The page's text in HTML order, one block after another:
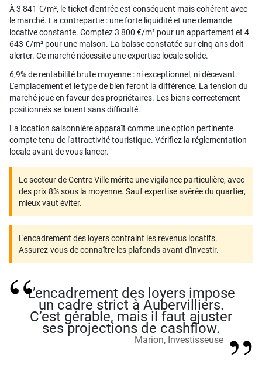
À 3 841 €/m², le ticket d'entrée est conséquent mais cohérent avec
le marché. La contrepartie : une forte liquidité et une demande
locative constante. Comptez 3 800 €/m² pour un appartement et 4
643 €/m² pour une maison. La baisse constatée sur cinq ans doit
alerter. Ce marché nécessite une expertise locale solide.
6,9% de rentabilité brute moyenne : ni exceptionnel, ni décevant.
L'emplacement et le type de bien feront la différence. La tension du
marché joue en faveur des propriétaires. Les biens correctement
positionnés se louent sans difficulté.
La location saisonnière apparaît comme une option pertinente
compte tenu de l'attractivité touristique. Vérifiez la réglementation
locale avant de vous lancer.
Le secteur de Centre Ville mérite une vigilance particulière, avec
des prix 8% sous la moyenne. Sauf expertise avérée du quartier,
mieux vaut éviter.
L'encadrement des loyers contraint les revenus locatifs.
Assurez-vous de connaître les plafonds avant d'investir.
L’encadrement des loyers impose
un cadre strict à Aubervilliers.
C’est gérable, mais il faut ajuster
ses projections de cashflow.
Marion, Investisseuse